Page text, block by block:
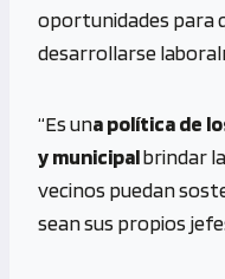
oportunidades para
desarrollarse
“Es una política de
y municipalbrindar
vecinos puedan
sean sus propios